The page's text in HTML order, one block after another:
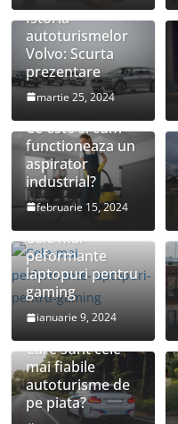
Istoria
autoturismelor
Volvo: Scurta
prezentare
martie 25, 2024
Ce este si cum
functioneaza un
aspirator
industrial?
februarie 15, 2024
Cele mai
peformante
laptopuri pentru
gaming
ianuarie 9, 2024
Care sunt cele
mai fiabile
autoturisme de
pe piata?